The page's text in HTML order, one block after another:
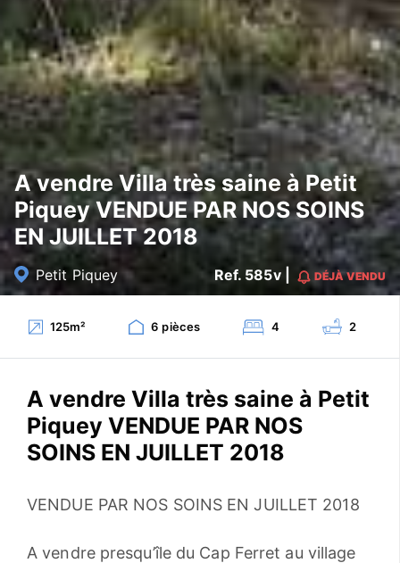
A vendre Villa très saine à Petit
Piquey VENDUE PAR NOS SOINS
EN JUILLET 2018
Petit Piquey Ref. 585v | DÉJÀ VENDU
125m² 6 pièces 4 2
A vendre Villa très saine à Petit
Piquey VENDUE PAR NOS
SOINS EN JUILLET 2018
VENDUE PAR NOS SOINS EN JUILLET 2018
A vendre presqu’île du Cap Ferret au village